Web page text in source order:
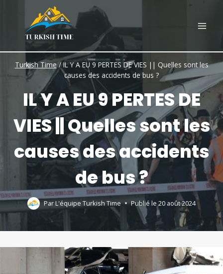
content
Turkish Time /IL Y A EU 9 PERTES DE VIES || Quelles sont les
causes des accidents de bus ?
IL Y A EU 9 PERTES DE
VIES || Quelles sont les
causes des accidents
de bus ?
ParL'équipe Turkish Time Publié le 20 août 2024